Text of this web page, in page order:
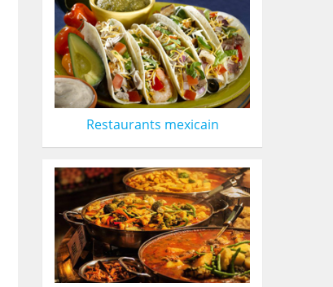
Restaurants mexicain